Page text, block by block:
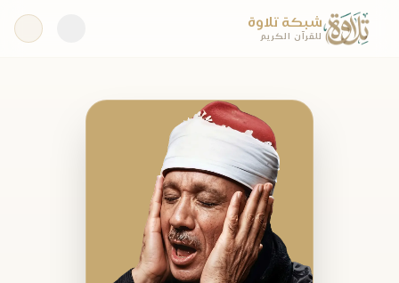
شبكة تلاوة
للقرآن الكريم